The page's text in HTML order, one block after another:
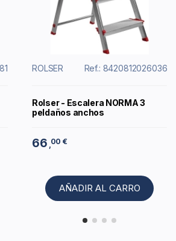
ROLSER Ref.: 8420812026036
Rolser - Escalera NORMA 3
peldaños anchos
66 ,00 €
AÑADIR AL CARRO